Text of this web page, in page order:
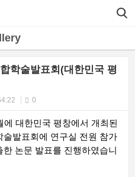
학술발표회(대한민국 평
0
대한민국 평창에서 개최된
술발표회에 연구실 전원 참가
논문 발표를 진행하였습니